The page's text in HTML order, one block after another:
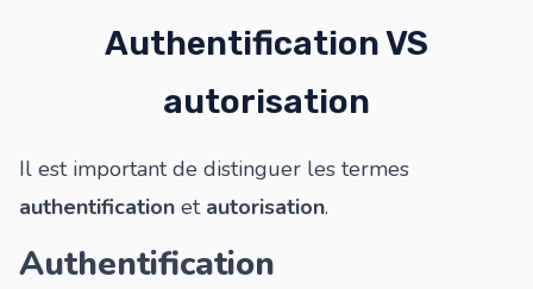
Authentification VS
autorisation
Il est important de distinguer les termes
authentification et autorisation.
Authentification